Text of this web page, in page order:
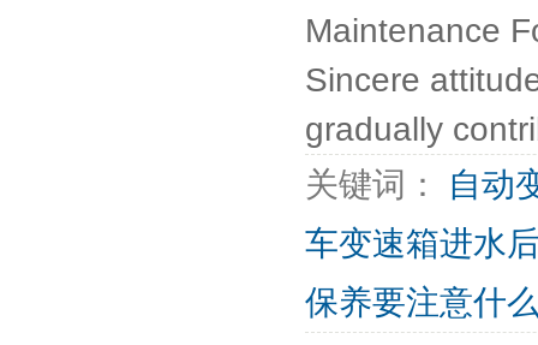
Maintenance
Sincere
gradually
关键词： 自动
车变速箱进水
保养要注意什